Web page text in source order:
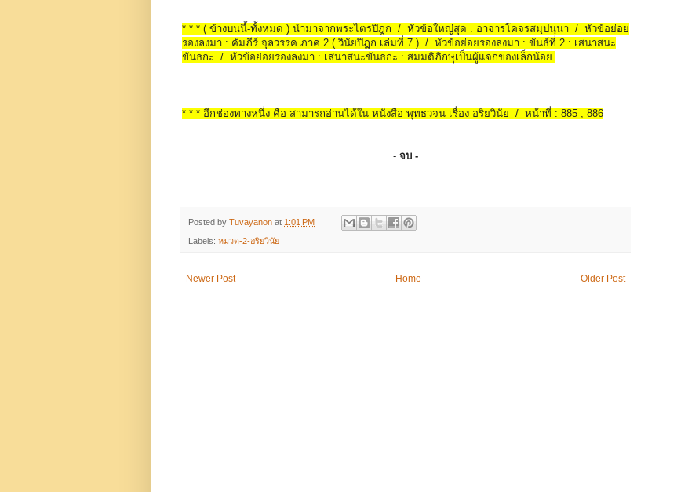
* * * ( ข้างบนนี้-ทั้งหมด ) นำมาจากพระไตรปิฎก / หัวข้อใหญ่สุด : อาจารโคจรสมฺปนฺนา / หัวข้อย่อย
รองลงมา : คัมภีร์ จุลวรรค ภาค 2 ( วินัยปิฎก เล่มที่ 7 ) / หัวข้อย่อยรองลงมา : ขันธ์ที่ 2 : เสนาสนะ
ขันธกะ / หัวข้อย่อยรองลงมา : เสนาสนะขันธกะ : สมมติภิกษุเป็นผู้แจกของเล็กน้อย
* * * อีกช่องทางหนึ่ง คือ สามารถอ่านได้ใน หนังสือ พุทธวจน เรื่อง อริยวินัย / หน้าที่ : 885 , 886
- จบ -
Posted by Tuvayanon at 1:01 PM
Labels: หมวด-2-อริยวินัย
Newer Post Older Post
Home